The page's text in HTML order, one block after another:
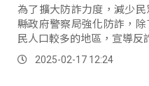
為了擴大防詐力度，減少
縣政府警察局強化防詐，
民人口較多的地區，宣導反
2025-02-17 12:24